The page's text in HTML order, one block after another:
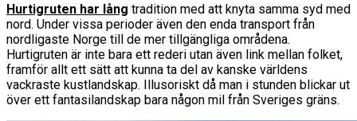
Hurtigruten har lång tradition med att knyta samma syd med
nord. Under vissa perioder även den enda transport från
nordligaste Norge till de mer tillgängliga områdena.
Hurtigruten är inte bara ett rederi utan även link mellan folket,
framför allt ett sätt att kunna ta del av kanske världens
vackraste kustlandskap. Illusoriskt då man i stunden blickar ut
över ett fantasilandskap bara någon mil från Sveriges gräns.